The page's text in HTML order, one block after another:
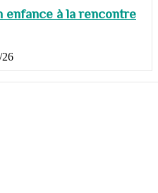
enfance à la rencontre
26